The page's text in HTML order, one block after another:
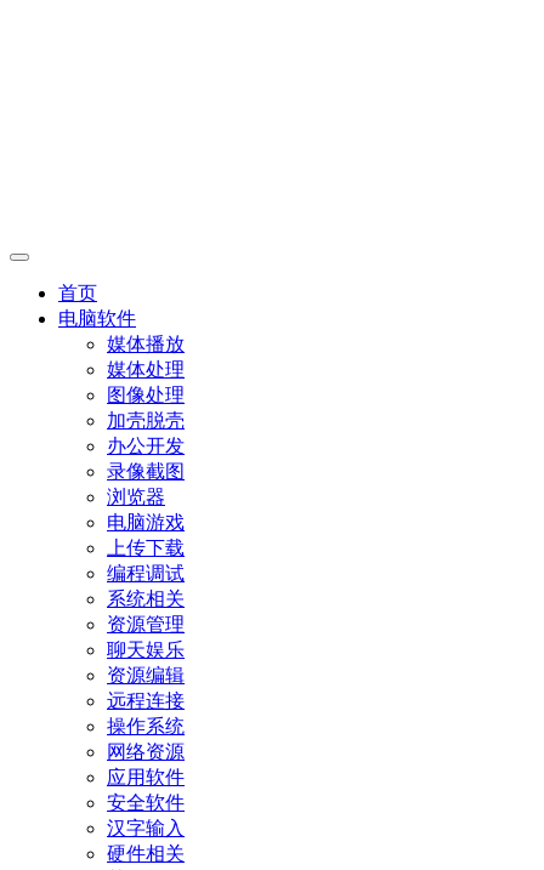
首页
电脑软件
媒体播放
媒体处理
图像处理
加壳脱壳
办公开发
录像截图
浏览器
电脑游戏
上传下载
编程调试
系统相关
资源管理
聊天娱乐
资源编辑
远程连接
操作系统
网络资源
应用软件
安全软件
汉字输入
硬件相关